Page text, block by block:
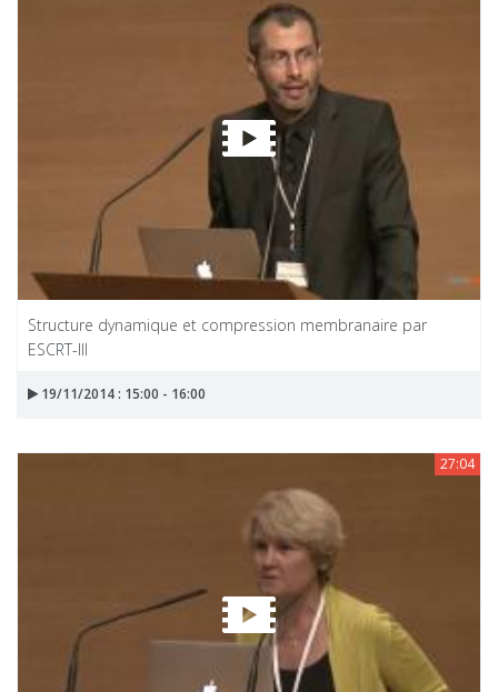
Structure dynamique et compression membranaire par
ESCRT-III
19/11/2014 : 15:00 - 16:00
27:04